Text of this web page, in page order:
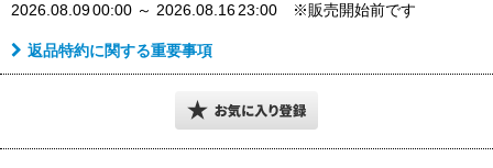
2026.08.0900:00 ～ 2026.08.1623:00 ※販売開始前です
返品特約に関する重要事項